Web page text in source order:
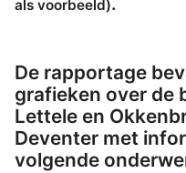
als voorbeeld)
De rapportage
grafieken over de
Lettele en
Deventer met
volgende